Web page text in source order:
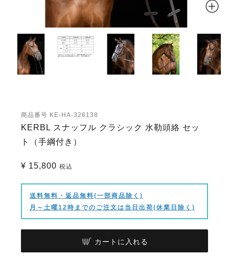
商品番号 KE-HA-326138
KERBL スナッフル クラシック 水勒頭絡 セッ
ト（手綱付き）
¥ 15,800 税込
送料無料・返品無料(一部商品除く)
月～土曜12時までのご注文は当日出荷(休業日除く)
カートに入れる